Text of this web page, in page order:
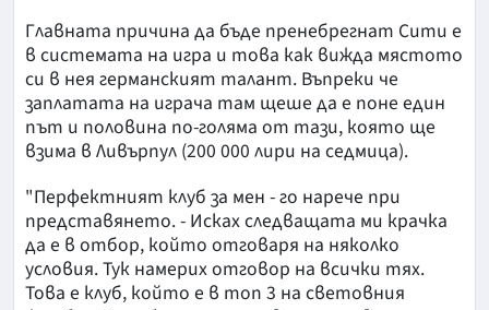
Главната причина да бъде пренебрегнат Сити е
в системата на игра и това как вижда мястото
си в нея германският талант. Въпреки че
заплатата на играча там щеше да е поне един
път и половина по-голяма от тази, която ще
взима в Ливърпул (200 000 лири на седмица).
"Перфектният клуб за мен - го нарече при
представянето. - Исках следващата ми крачка
да е в отбор, който отговаря на няколко
условия. Тук намерих отговор на всички тях.
Това е клуб, който е в топ 3 на световния